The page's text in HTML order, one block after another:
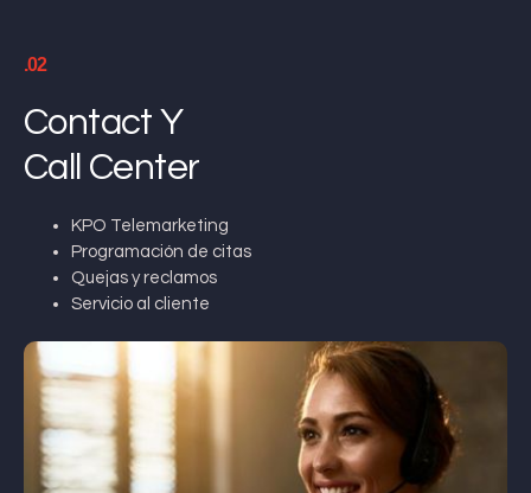
.02
Contact Y
Call Center
KPO Telemarketing
Programación de citas
Quejas y reclamos
Servicio al cliente